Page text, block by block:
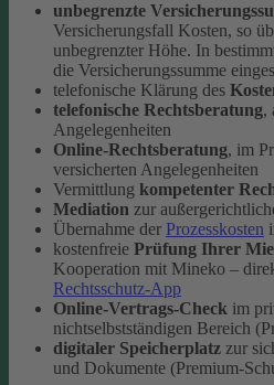
unbegrenzte
Versicherungsfall Kosten, so
unbegrenzter Höhe. In
die Versicherungssumme
telefonische Klärung des
telefonische Rechtsberatung,
Angelegenheiten
Online-Rechtsberatung, im
versicherten Angelegenheiten
Vermittlung kompetenter
Mediation zur
Übernahme der Prozesskosten
kostenfreie Prüfung Ihrer
Kooperation mit Mineko –
Rechtsschutz-App
Online-Vertrags-Check im
nichtselbstständigen Bereich
digitaler Speicherplatz zur
und Dokumente (Premium-